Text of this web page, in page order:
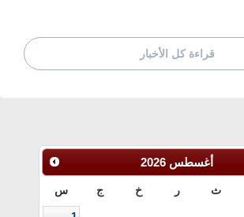
قراءة كل الأخبار
أغسطس 2026
ث ر خ ج س